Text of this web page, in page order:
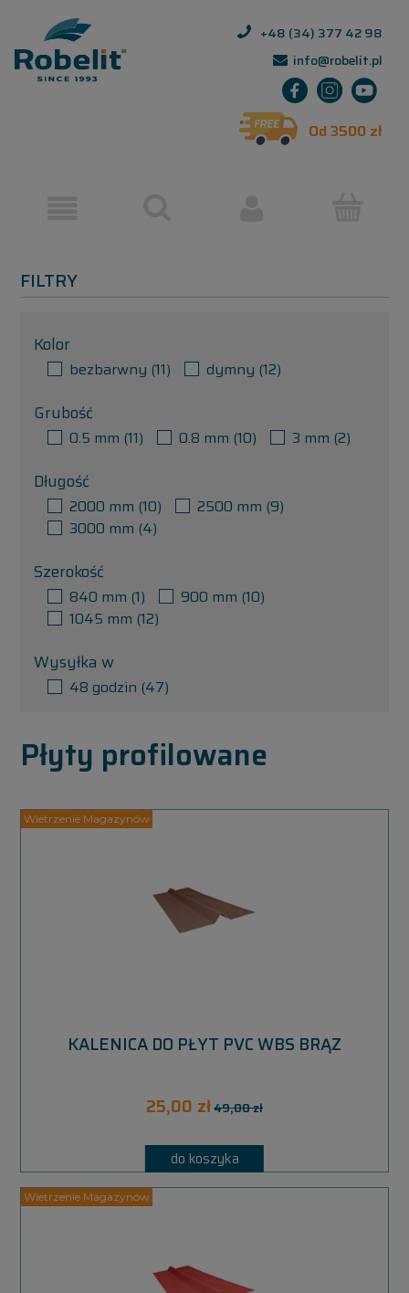
+48 (34) 377 42 98
info@robelit.pl
Od 3500 zł
FILTRY
Kolor
bezbarwny (11) dymny (12)
Grubość
0.5 mm (11) 0.8 mm (10) 3 mm (2)
Długość
2000 mm (10) 2500 mm (9)
3000 mm (4)
Szerokość
840 mm (1) 900 mm (10)
1045 mm (12)
Wysyłka w
48 godzin (47)
Płyty profilowane
KALENICA DO PŁYT PVC WBS BRĄZ
25,00 zł49,00 zł
do koszyka